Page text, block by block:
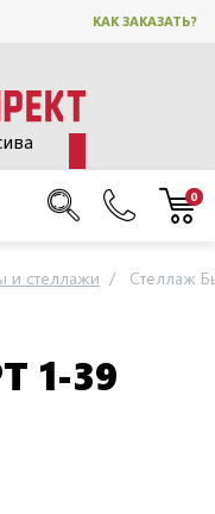
КАК ЗАКАЗАТЬ?
0
стеллажи Стеллаж
1-39